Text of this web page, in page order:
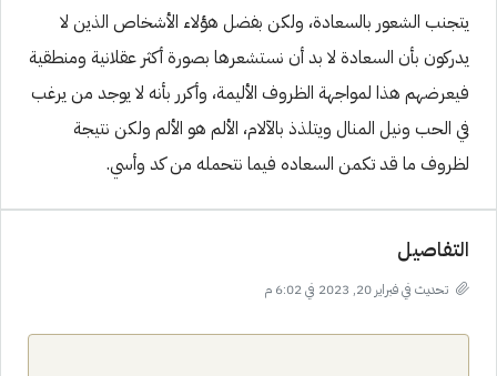
يتجنب الشعور بالسعادة، ولكن بفضل هؤلاء الأشخاص الذين لا
يدركون بأن السعادة لا بد أن نستشعرها بصورة أكثر عقلانية ومنطقية
فيعرضهم هذا لمواجهة الظروف الأليمة، وأكرر بأنه لا يوجد من يرغب
في الحب ونيل المنال ويتلذذ بالآلام، الألم هو الألم ولكن نتيجة
لظروف ما قد تكمن السعاده فيما نتحمله من كد وأسي.
التفاصيل
تحديث في فبراير 20, 2023 في 6:02 م